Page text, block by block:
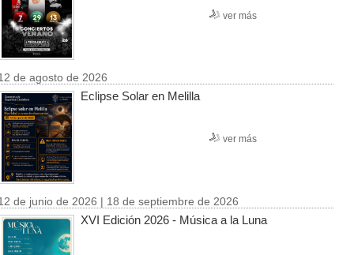
ver más
de agosto de 2026
Eclipse Solar en Melilla
ver más
de junio de 2026 | 18 de septiembre de 2026
XVI Edición 2026 - Música a la Luna